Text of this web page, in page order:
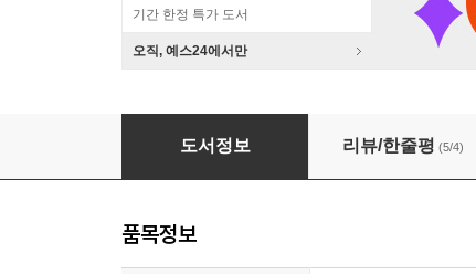
기간 한정 특가 도서
오직, 예스24에서만
꼼꼼한 재은 씨의 스위프트 3 기본편
도서정보 리뷰/한줄평 (5/4)
품목정보